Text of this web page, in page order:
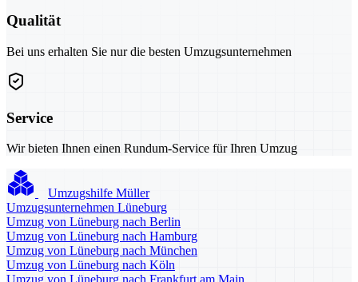
Qualität
Bei uns erhalten Sie nur die besten Umzugsunternehmen
Service
Wir bieten Ihnen einen Rundum-Service für Ihren Umzug
Umzugshilfe Müller
Umzugsunternehmen Lüneburg
Umzug von Lüneburg nach Berlin
Umzug von Lüneburg nach Hamburg
Umzug von Lüneburg nach München
Umzug von Lüneburg nach Köln